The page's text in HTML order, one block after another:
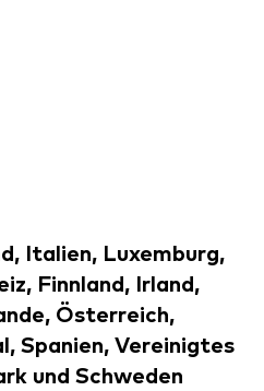
Italien, Luxemburg,
Finnland, Irland,
Österreich,
Spanien, Vereinigtes
und Schweden